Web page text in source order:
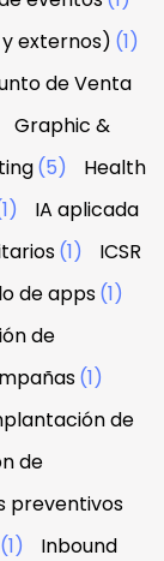
externos) (1)
de Venta
Graphic &
(5)
Health
IA aplicada
(1)
ICSR
de apps(1)
de
(1)
de
de
preventivos
(1)
Inbound